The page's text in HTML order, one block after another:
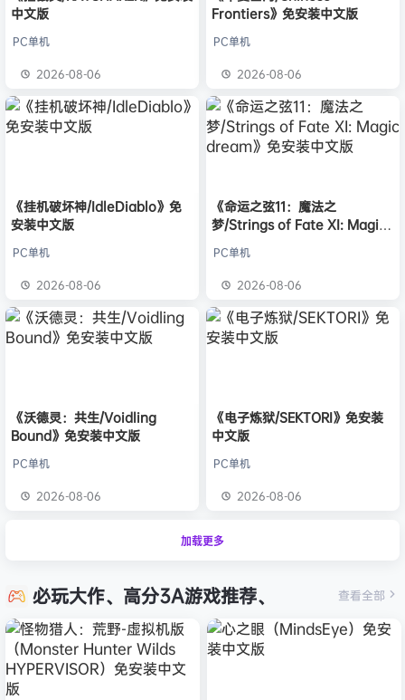
中文版
PC单机
2026-08-06
Frontiers》免安装中文版
PC单机
2026-08-06
《挂机破坏神/IdleDiablo》免
安装中文版
PC单机
2026-08-06
《命运之弦11：魔法之
梦/Strings of Fate XI: Magic
PC单机
2026-08-06
《沃德灵：共生/Voidling
Bound》免安装中文版
PC单机
2026-08-06
《电子炼狱/SEKTORI》免安装
中文版
PC单机
2026-08-06
加载更多
必玩大作、高分3A游戏推荐、 查看全部